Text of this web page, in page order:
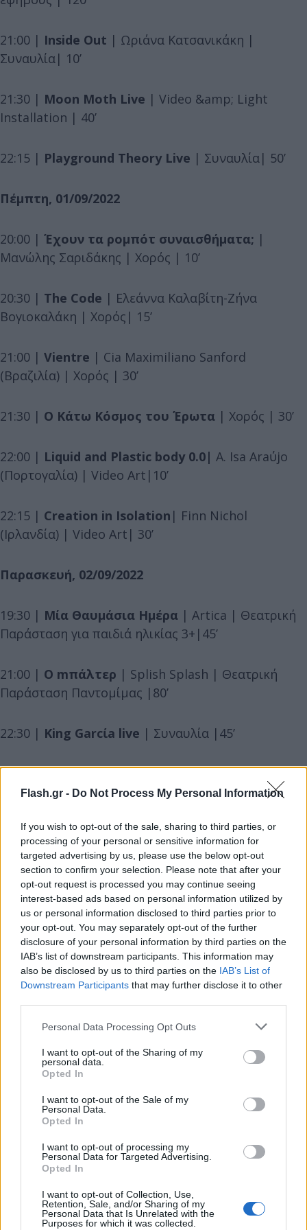
Flash.gr - Do Not Process My Personal Information
If you wish to opt-out of the sale, sharing to third parties, or
processing of your personal or sensitive information for
targeted advertising by us, please use the below opt-out
section to confirm your selection. Please note that after your
opt-out request is processed you may continue seeing
interest-based ads based on personal information utilized by
us or personal information disclosed to third parties prior to
your opt-out. You may separately opt-out of the further
disclosure of your personal information by third parties on the
IAB’s list of downstream participants. This information may
also be disclosed by us to third parties on the IAB’s List of
Downstream Participants that may further disclose it to other
Please note that this website/app uses one or more Google
not limited to your visit or usage behaviour. You may click to
grant or deny consent to Google and its third-party tags to
use your data for below specified purposes in below Google
consent section.
Personal Data Processing Opt Outs
I want to opt-out of the Sharing of my
personal data.
Opted In
I want to opt-out of the Sale of my
Personal Data.
Opted In
I want to opt-out of processing my
Personal Data for Targeted Advertising.
Opted In
I want to opt-out of Collection, Use,
Retention, Sale, and/or Sharing of my
Personal Data that Is Unrelated with the
Purposes for which it was collected.
21:00 | Inside Out | Ωριάνα Κατσανικάκη |
Συναυλία| 10’
21:30 | Moon Moth Live | Video &amp; Light
Installation | 40’
22:15 | Playground Theory Live | Συναυλία| 50’
Πέμπτη, 01/09/2022
20:00 | Έχουν τα ρομπότ συναισθήματα; |
Μανώλης Σαριδάκης | Χορός | 10’
20:30 | The Code | Ελεάννα Καλαβίτη-Ζήνα
Βογιοκαλάκη | Χορός| 15’
21:00 | Vientre | Cia Maximiliano Sanford
(Βραζιλία) | Χορός | 30’
21:30 | Ο Κάτω Κόσμος του Έρωτα | Χορός | 30’
22:00 | Liquid and Plastic body 0.0| A. Isa Araύjο
(Πορτογαλία) | Video Art|10’
22:15 | Creation in Isolation | Finn Nichol
(Ιρλανδία) | Video Art| 30’
Παρασκευή, 02/09/2022
19:30 | Μία Θαυμάσια Ημέρα | Artica | Θεατρική
Παράσταση για παιδιά ηλικίας 3+|45’
21:00 | Ο mπάλτερ | Splish Splash | Θεατρική
Παράσταση Παντομίμας |80’
22:30 | King Garcίa live | Συναυλία |45’
Σάββατο, 03/09/2022
Θεατρικού Κλόουν| Inigo Garcia Cantero
(Ισπανία) | Εργαστήριο για παιδιά και εφήβους |
360’
20:00 |Αποχαιρετισμός| Quo Vadis |Χορός | 70’
21:30 |Asparagus | Ανθή Κούγια &amp; Mafalda
Miranda Jacinto (Ελλάδα-Πορτογαλία) Performance
|40’
Greek Precarious Body| Όλγα Ντέντα
(Ελλάδα, Ηνωμένο Βασίλειο) |Live Art Performance
Κυριακή, 04/09/2022
Trauma
Παρουσίαση – Ανοιχτή συζήτηση με την
καλλιτέχνιδα για τη συλλογή «Τραύμα»